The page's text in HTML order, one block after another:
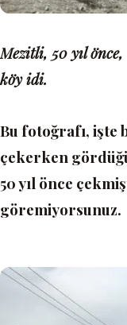
Mezitli, 50 yıl
köy idi.
Bu fotoğrafı, işte
çekerken
50 yıl önce
göremiyorsunuz.